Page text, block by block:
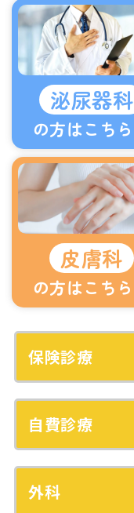
泌尿器科
の方はこちら
皮膚科
の方はこちら
保険診療
自費診療
外科